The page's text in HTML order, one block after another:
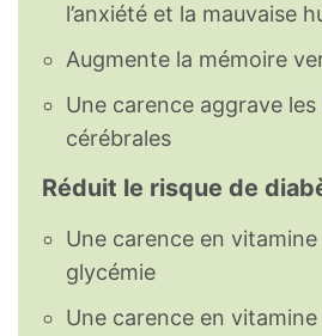
l’anxiété et la mauvaise
Augmente la mémoire
Une carence aggrave les
cérébrales
Réduit le risque de
Une carence en
glycémie
Une carence en